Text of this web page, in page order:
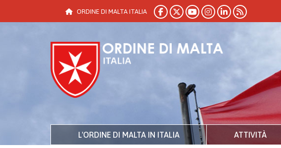
ORDINE DI MALTA ITALIA
L'ORDINE DI MALTA IN ITALIA ATTIVITÀ